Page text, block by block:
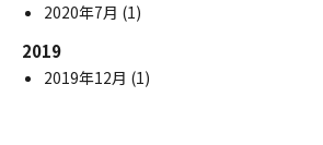
2020年7月 (1)
2019
2019年12月 (1)